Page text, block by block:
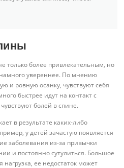
только более привлекательным, но
намного увереннее. По мнению
и ровную осанку, чувствуют себя
быстрее идут на контакт с
болей в спине.
в результате каких-либо
у детей зачастую появляется
заболевания из-за привычки
и постоянно сутулиться. Большое
ее недостаток может